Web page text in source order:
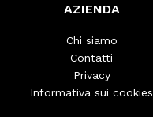
AZIENDA
Chi siamo
Contatti
Privacy
Informativa sui cookies